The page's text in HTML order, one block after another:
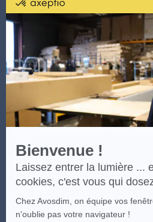
savoir
plus
sur
Axeptio
Bienvenue !
Laissez entrer la lumière ...
cookies, c'est vous qui
Chez Avosdim, on équipe vos
n'oublie pas votre navigateur !